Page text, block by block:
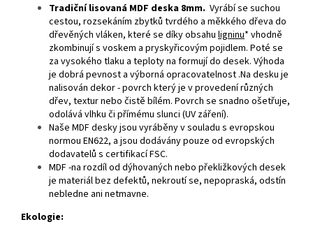
Tradiční lisovaná MDF deska 8mm. Vyrábí se suchou
cestou, rozsekáním zbytků tvrdého a měkkého dřeva do
dřevěných vláken, které se díky obsahu ligninu* vhodně
zkombinují s voskem a pryskyřicovým pojidlem. Poté se
za vysokého tlaku a teploty na formují do desek. Výhoda
je dobrá pevnost a výborná opracovatelnost .Na desku je
nalisován dekor - povrch který je v provedení různých
dřev, textur nebo čistě bílém. Povrch se snadno ošetřuje,
odolává vlhku či přímému slunci (UV záření).
Naše MDF desky jsou vyráběny v souladu s evropskou
normou EN622, a jsou dodávány pouze od evropských
dodavatelů s certifikací FSC.
MDF -na rozdíl od dýhovaných nebo překližkových desek
je materiál bez defektů, nekroutí se, nepopraská, odstín
nebledne ani netmavne.
Ekologie: